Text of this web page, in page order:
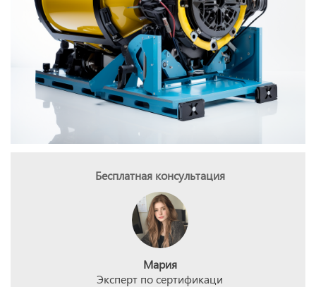
Бесплатная консультация
Мария
Эксперт по сертификаци